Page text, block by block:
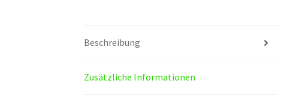
Beschreibung
Zusätzliche Informationen